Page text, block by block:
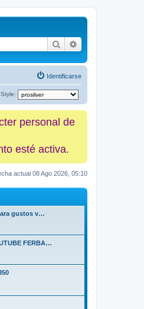
Buscar
Identificarse
Style:
personal de
esté activa.
actual 08 Ago 2026, 05:10
gustos v…
FERBA…